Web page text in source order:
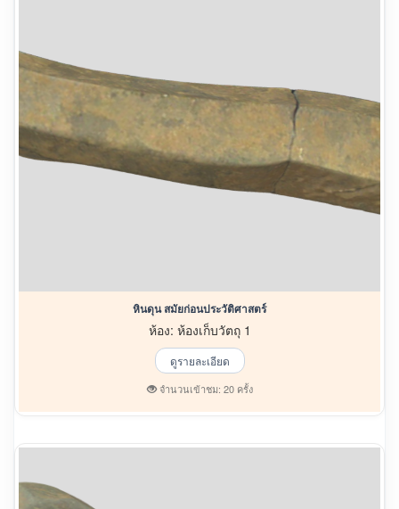
หินดุน สมัยก่อนประวัติศาสตร์
ห้อง: ห้องเก็บวัตถุ 1
ดูรายละเอียด
จำนวนเข้าชม: 20 ครั้ง